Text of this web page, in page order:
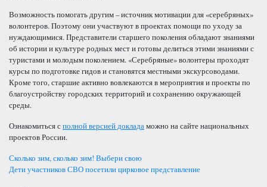
Возможность помогать другим – источник мотивации для «серебряных»
волонтеров. Поэтому они участвуют в проектах помощи по уходу за
нуждающимися. Представители старшего поколения обладают знаниями
об истории и культуре родных мест и готовы делиться этими знаниями с
туристами и молодым поколением. «Серебряные» волонтеры проходят
курсы по подготовке гидов и становятся местными экскурсоводами.
Кроме того, старшие активно вовлекаются в мероприятия и проекты по
благоустройству городских территорий и сохранению окружающей
среды.
Ознакомиться сполной версией докладаможно на сайте национальных
проектов России.
Навигация
Сколько зим, сколько зим! Выбери свою
Дети участников СВО посетили цирковое представление